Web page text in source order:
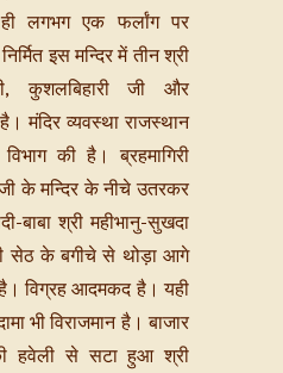
लगभग एक फर्लांग पर
इस मन्दिर में तीन श्री
कुशलबिहारी जी और
मंदिर व्यवस्था राजस्थान
की है। ब्रह‌मागिरी
के मन्दिर के नीचे उतरकर
बाबा श्री महीभानु-सुखदा
सेठ के बगीचे से थोड़ा आगे
है। विग्रह आदमकद है। यही
भी विराजमान है। बाजार
हवेली से सटा हुआ श्री